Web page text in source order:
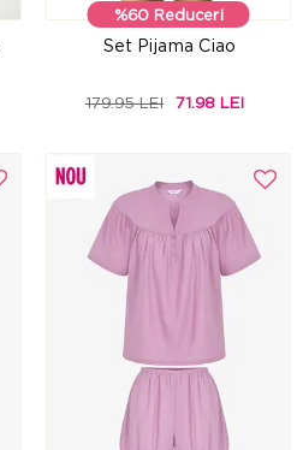
%60 Reduceri
Set Pijama Ciao
179.95 LEI 71.98 LEI